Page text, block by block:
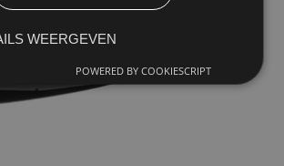
WEERGEVEN
POWERED BY COOKIESCRIPT